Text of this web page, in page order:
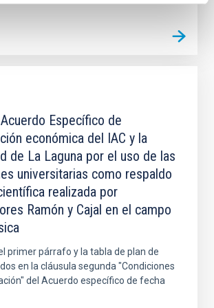
Específico de
económica del IAC y la
de La Laguna por el uso de las
universitarias como respaldo
realizada por
Ramón y Cajal en el campo
primer párrafo y la tabla de plan de
en la cláusula segunda "Condiciones
del Acuerdo específico de fecha